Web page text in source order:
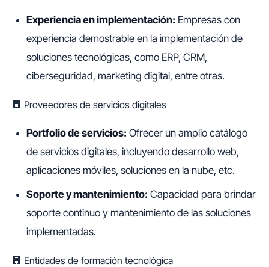
Experiencia en implementación: Empresas con
experiencia demostrable en la implementación de
soluciones tecnológicas, como ERP, CRM,
ciberseguridad, marketing digital, entre otras.
🏢 Proveedores de servicios digitales
Portfolio de servicios: Ofrecer un amplio catálogo
de servicios digitales, incluyendo desarrollo web,
aplicaciones móviles, soluciones en la nube, etc.
Soporte y mantenimiento: Capacidad para brindar
soporte continuo y mantenimiento de las soluciones
implementadas.
🏢 Entidades de formación tecnológica